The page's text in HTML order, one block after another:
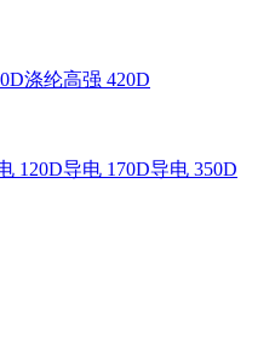
涤纶高强 420D
120D导电 170D导电 350D